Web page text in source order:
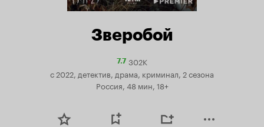
Зверобой
7.7Рейтинг
7.7
302K
с 2022, детектив, драма, криминал, 2 сезона
Россия, 48 мин, 18+